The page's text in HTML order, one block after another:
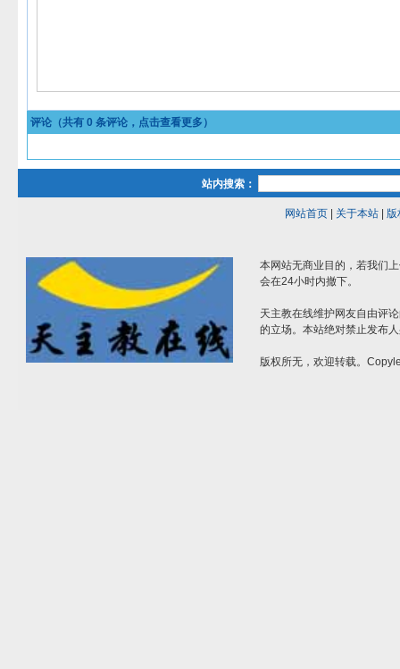
评论（共有 0 条评论，点击查看更多）
站内搜索：
网站首页| 关于本站| 版
本网站无商业目的，若我们
会在24小时内撤下。
天主教在线维护网友自由评
的立场。本站绝对禁止发布
版权所无，欢迎转载。